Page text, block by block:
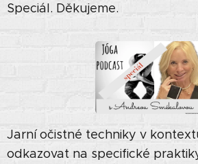
Speciál. Děkujeme.
Jarní očistné techniky v
odkazovat na specifické